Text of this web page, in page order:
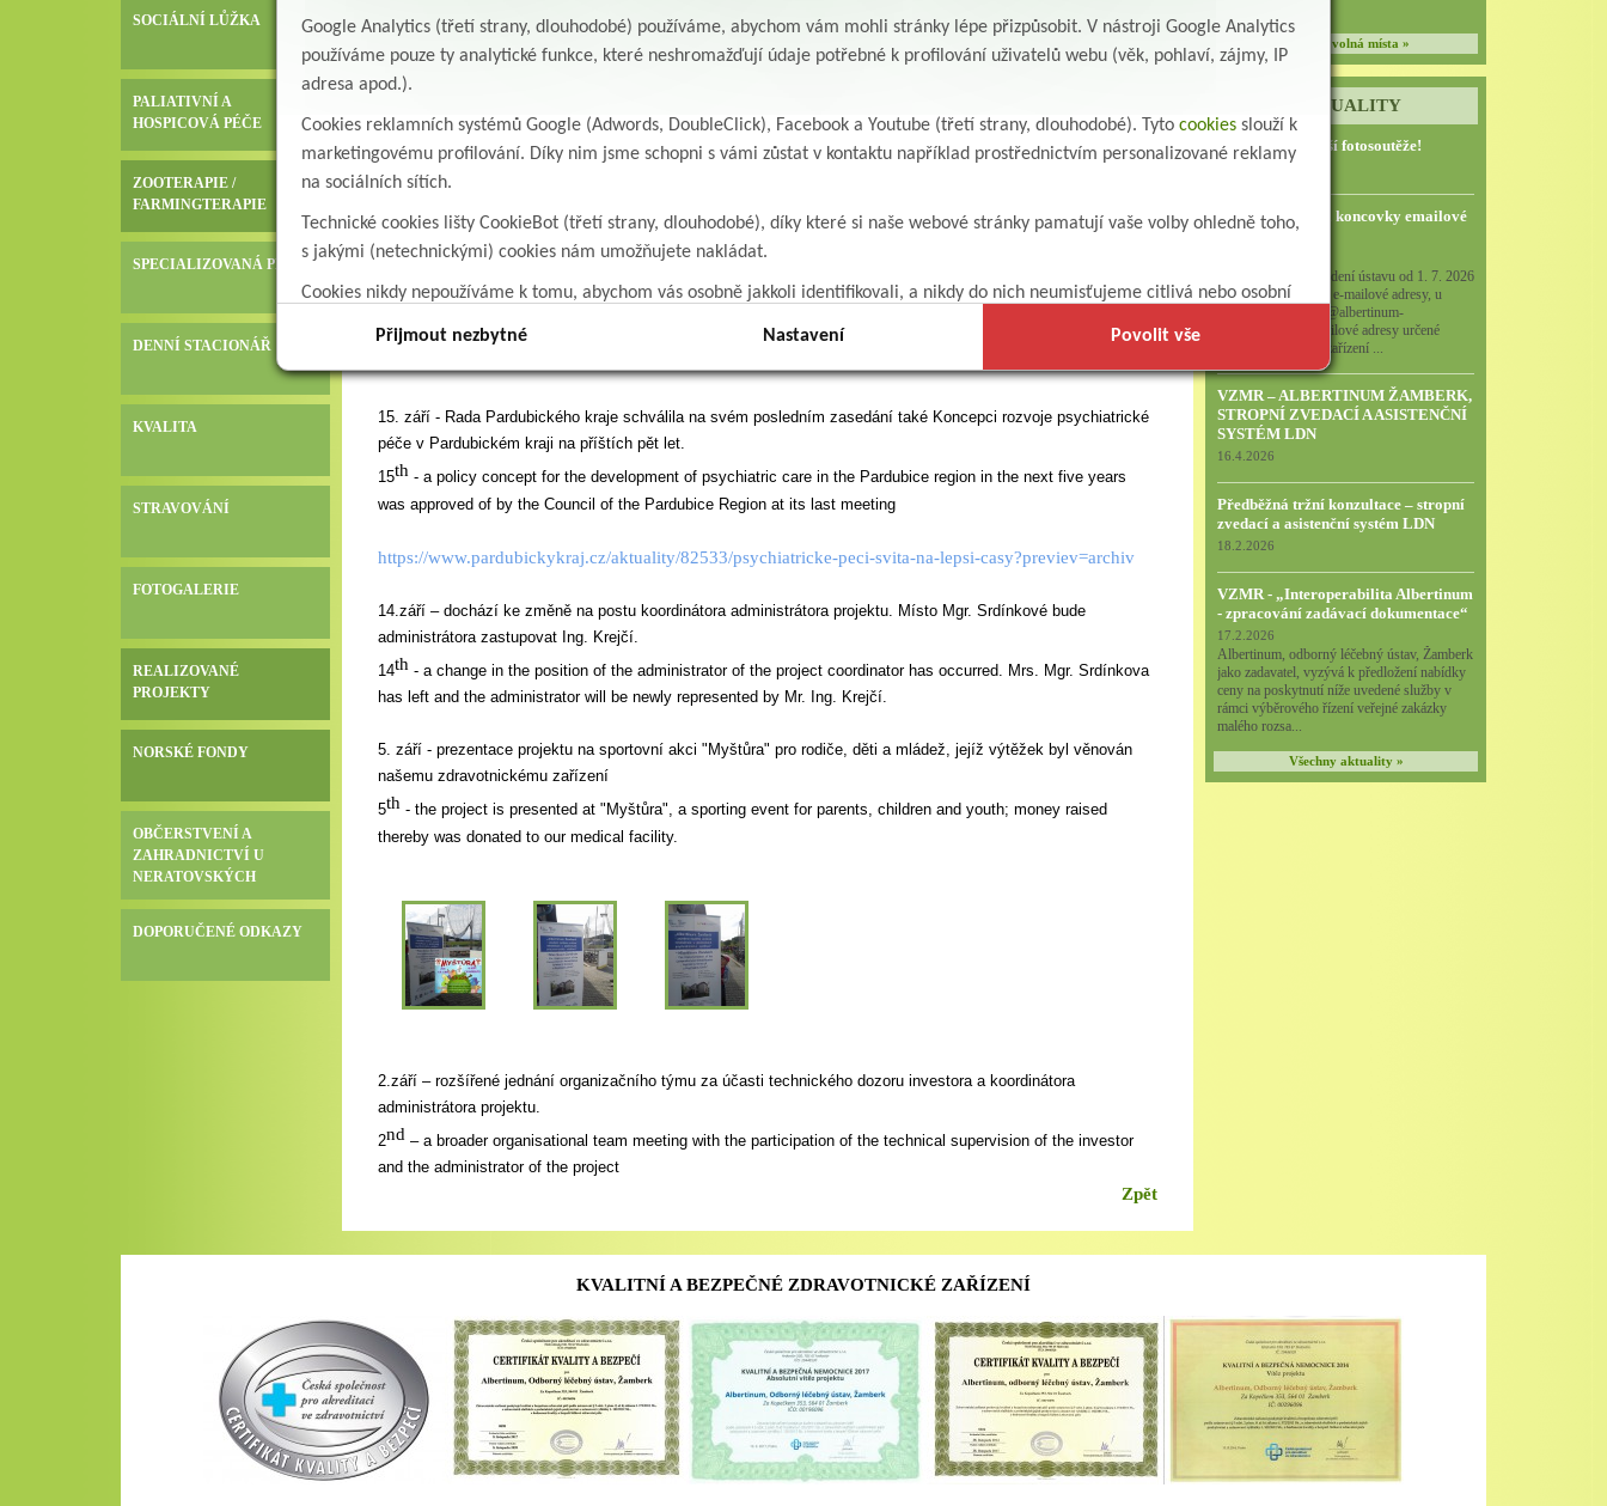
SOCIÁLNÍ LŮŽKA
PALIATIVNÍ A
HOSPICOVÁ PÉČE
ZOOTERAPIE /
FARMINGTERAPIE
SPECIALIZOVANÁ PÉČE
DENNÍ STACIONÁŘ
KVALITA
STRAVOVÁNÍ
FOTOGALERIE
REALIZOVANÉ
PROJEKTY
NORSKÉ FONDY
OBČERSTVENÍ A
ZAHRADNICTVÍ U
NERATOVSKÝCH
DOPORUČENÉ ODKAZY
http://orlicky.denik.cz/zpravy_region/psychiatrii-pomuze-nova-koncepce-rozvoje-schvalil-ji-kraj-
20150916.html
Zhotoven propagační billboard, který je umístěn na vstupu do areálu stavby.
A promotional billboard was created and located at the entrance to the building.
15. září - Rada Pardubického kraje schválila na svém posledním zasedání také Koncepci rozvoje psychiatrické
péče v Pardubickém kraji na příštích pět let.
15th- a policy concept for the development of psychiatric care in the Pardubice region in the next five years
was approved of by the Council of the Pardubice Region at its last meeting
https://www.pardubickykraj.cz/aktuality/82533/psychiatricke-peci-svita-na-lepsi-casy?previev=archiv
14.září – dochází ke změně na postu koordinátora administrátora projektu. Místo Mgr. Srdínkové bude
administrátora zastupovat Ing. Krejčí.
14th- a change in the position of the administrator of the project coordinator has occurred. Mrs. Mgr. Srdínkova
has left and the administrator will be newly represented by Mr. Ing. Krejčí.
5. září - prezentace projektu na sportovní akci "Myštůra" pro rodiče, děti a mládež, jejíž výtěžek byl věnován
našemu zdravotnickému zařízení
5th- the project is presented at "Myštůra", a sporting event for parents, children and youth; money raised
thereby was donated to our medical facility.
2.září – rozšířené jednání organizačního týmu za účasti technického dozoru investora a koordinátora
administrátora projektu.
2nd– a broader organisational team meeting with the participation of the technical supervision of the investor
and the administrator of the project
Zpět
všechna volná místa »
AKTUALITY
Zapojte se do naší fotosoutěže!
POZOR - Změna koncovky emailové
Podle rozhodnutí vedení ústavu od 1. 7. 2026
již nebudou funkční e-mailové adresy, u
nichž je koncovka: @albertinum-
olu.cz Všechny emailové adresy určené
směrem do našeho zařízení ...
VZMR – ALBERTINUM ŽAMBERK,
STROPNÍ ZVEDACÍ A ASISTENČNÍ
SYSTÉM LDN
16.4.2026
Předběžná tržní konzultace – stropní
zvedací a asistenční systém LDN
18.2.2026
VZMR - „Interoperabilita Albertinum
- zpracování zadávací dokumentace“
17.2.2026
Albertinum, odborný léčebný ústav, Žamberk
jako zadavatel, vyzývá k předložení nabídky
ceny na poskytnutí níže uvedené služby v
rámci výběrového řízení veřejné zakázky
malého rozsa...
Všechny aktuality »
KVALITNÍ A BEZPEČNÉ ZDRAVOTNICKÉ ZAŘÍZENÍ
Google Analytics (třetí strany, dlouhodobé) používáme, abychom vám mohli stránky lépe přizpůsobit. V nástroji Google Analytics
používáme pouze ty analytické funkce, které neshromažďují údaje potřebné k profilování uživatelů webu (věk, pohlaví, zájmy, IP
adresa apod.).
Cookies reklamních systémů Google (Adwords, DoubleClick), Facebook a Youtube (třetí strany, dlouhodobé). Tyto cookies slouží k
marketingovému profilování. Díky nim jsme schopni s vámi zůstat v kontaktu například prostřednictvím personalizované reklamy
na sociálních sítích.
Technické cookies lišty CookieBot (třetí strany, dlouhodobé), díky které si naše webové stránky pamatují vaše volby ohledně toho,
s jakými (netechnickými) cookies nám umožňujete nakládat.
Cookies nikdy nepoužíváme k tomu, abychom vás osobně jakkoli identifikovali, a nikdy do nich neumisťujeme citlivá nebo osobní
Přijmout nezbytné Nastavení Povolit vše